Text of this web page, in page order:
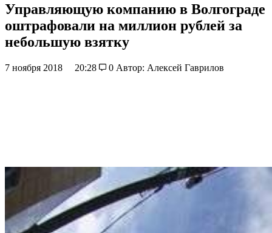
Управляющую компанию в Волгограде
оштрафовали на миллион рублей за
небольшую взятку
7 ноября 2018 20:28 0 Автор: Алексей Гаврилов